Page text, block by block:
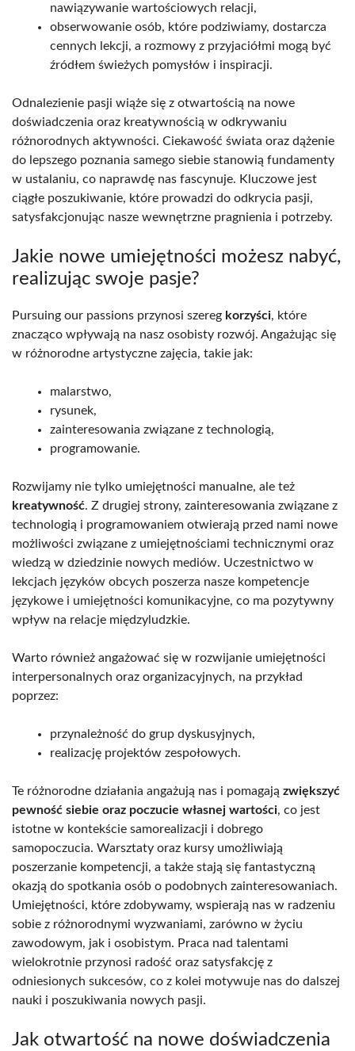
nawiązywanie wartościowych relacji,
obserwowanie osób, które podziwiamy, dostarcza
cennych lekcji, a rozmowy z przyjaciółmi mogą być
źródłem świeżych pomysłów i inspiracji.
Odnalezienie pasji wiąże się z otwartością na nowe
doświadczenia oraz kreatywnością w odkrywaniu
różnorodnych aktywności. Ciekawość świata oraz dążenie
do lepszego poznania samego siebie stanowią fundamenty
w ustalaniu, co naprawdę nas fascynuje. Kluczowe jest
ciągłe poszukiwanie, które prowadzi do odkrycia pasji,
satysfakcjonując nasze wewnętrzne pragnienia i potrzeby.
Jakie nowe umiejętności możesz nabyć,
realizując swoje pasje?
Pursuing our passions przynosi szereg korzyści, które
znacząco wpływają na nasz osobisty rozwój. Angażując się
w różnorodne artystyczne zajęcia, takie jak:
malarstwo,
rysunek,
zainteresowania związane z technologią,
programowanie.
Rozwijamy nie tylko umiejętności manualne, ale też
kreatywność. Z drugiej strony, zainteresowania związane z
technologią i programowaniem otwierają przed nami nowe
możliwości związane z umiejętnościami technicznymi oraz
wiedzą w dziedzinie nowych mediów. Uczestnictwo w
lekcjach języków obcych poszerza nasze kompetencje
językowe i umiejętności komunikacyjne, co ma pozytywny
wpływ na relacje międzyludzkie.
Warto również angażować się w rozwijanie umiejętności
interpersonalnych oraz organizacyjnych, na przykład
poprzez:
przynależność do grup dyskusyjnych,
realizację projektów zespołowych.
Te różnorodne działania angażują nas i pomagają zwiększyć
pewność siebie oraz poczucie własnej wartości, co jest
istotne w kontekście samorealizacji i dobrego
samopoczucia. Warsztaty oraz kursy umożliwiają
poszerzanie kompetencji, a także stają się fantastyczną
okazją do spotkania osób o podobnych zainteresowaniach.
Umiejętności, które zdobywamy, wspierają nas w radzeniu
sobie z różnorodnymi wyzwaniami, zarówno w życiu
zawodowym, jak i osobistym. Praca nad talentami
wielokrotnie przynosi radość oraz satysfakcję z
odniesionych sukcesów, co z kolei motywuje nas do dalszej
nauki i poszukiwania nowych pasji.
Jak otwartość na nowe doświadczenia